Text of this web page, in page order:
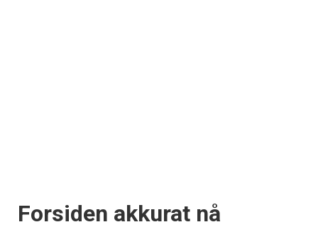
Forsiden akkurat nå